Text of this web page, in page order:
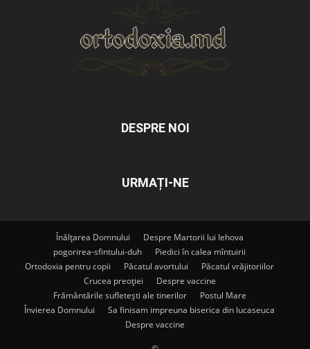
DESPRE NOI
URMAȚI-NE
Înălțarea Domnului
Despre Martorii lui Iehova
pogorirea-sfintului-duh
Piedici în calea mîntuirii
Ortodoxia pentru copii
Păcatul avortului
Păcatul vrăjitoriilor
Crucea preoției
Despre vaccine
Frământările sufletești ale tinerilor
Postul Mare
Învierea Domnului
Sa finisam impreuna biserica din lucaseuca
Despre vaccine